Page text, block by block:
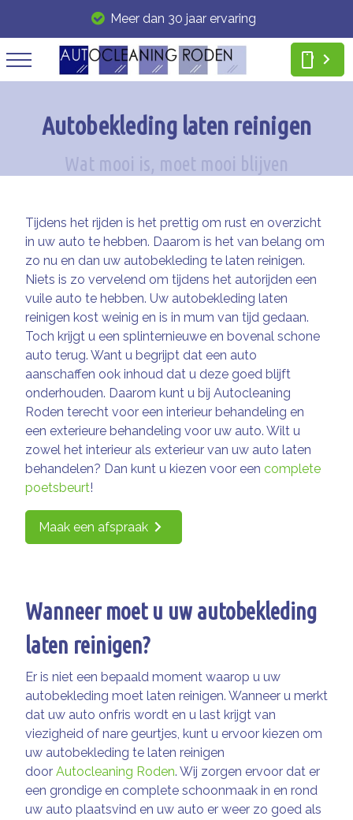
smartphone
Meer dan 30 jaar ervaring
Autobekleding laten reinigen
Tijdens het rijden is het prettig om rust en overzicht
in uw auto te hebben. Daarom is het van belang om
zo nu en dan uw autobekleding te laten reinigen.
Niets is zo vervelend om tijdens het autorijden een
vuile auto te hebben. Uw autobekleding laten
reinigen kost weinig en is in mum van tijd gedaan.
Toch krijgt u een splinternieuwe en bovenal schone
auto terug. Want u begrijpt dat een auto
aanschaffen ook inhoud dat u deze goed blijft
onderhouden. Daarom kunt u bij Autocleaning
Roden terecht voor een interieur behandeling en
een exterieure behandeling voor uw auto. Wilt u
zowel het interieur als exterieur van uw auto laten
behandelen? Dan kunt u kiezen voor een complete
poetsbeurt!
Maak een afspraak
Wanneer moet u uw autobekleding
laten reinigen?
Er is niet een bepaald moment waarop u uw
autobekleding moet laten reinigen. Wanneer u merkt
dat uw auto onfris wordt en u last krijgt van
viezigheid of nare geurtjes, kunt u ervoor kiezen om
uw autobekleding te laten reinigen
door Autocleaning Roden. Wij zorgen ervoor dat er
een grondige en complete schoonmaak in en rond
uw auto plaatsvind en uw auto er weer zo goed als